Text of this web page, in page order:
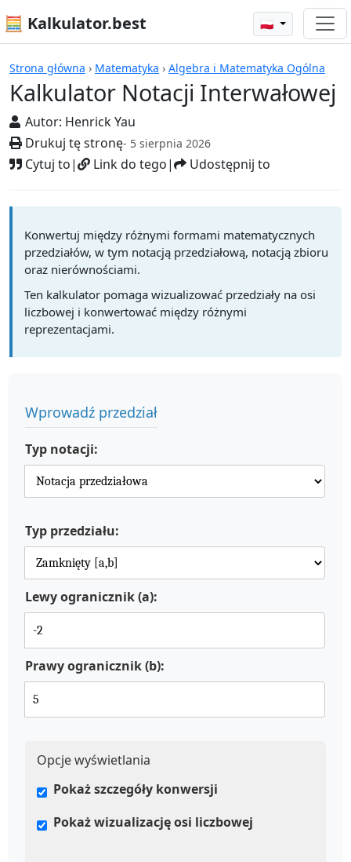
🧮 Kalkulator.best 🇵🇱
Strona główna › Matematyka › Algebra i Matematyka Ogólna
Kalkulator Notacji Interwałowej
Autor: Henrick Yau
Drukuj tę stronę- 5 sierpnia 2026
Cytuj to| Link do tego| Udostępnij to
Kalkulatory
Konwertuj między różnymi formami matematycznych
przedziałów, w tym notacją przedziałową, notacją zbioru
oraz nierównościami.
Ten kalkulator pomaga wizualizować przedziały na osi
liczbowej i konwertować między różnymi
reprezentacjami.
Wprowadź przedział
Typ notacji:
Typ przedziału:
Lewy ogranicznik (a):
Prawy ogranicznik (b):
Opcje wyświetlania
Pokaż szczegóły konwersji
Pokaż wizualizację osi liczbowej